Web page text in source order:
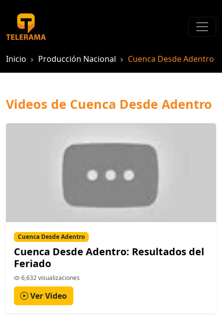
Inicio Producción Nacional Cuenca Desde Adentro
Videos de Cuenca Desde Adentro
Cuenca Desde Adentro
Cuenca Desde Adentro: Resultados del
Feriado
6,632 visualizaciones
Ver Video